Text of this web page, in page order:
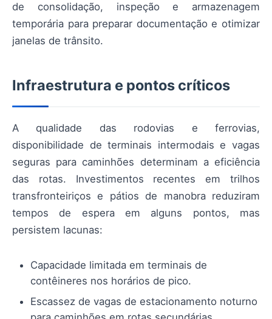
de consolidação, inspeção e armazenagem
temporária para preparar documentação e otimizar
janelas de trânsito.
Infraestrutura e pontos críticos
A qualidade das rodovias e ferrovias,
disponibilidade de terminais intermodais e vagas
seguras para caminhões determinam a eficiência
das rotas. Investimentos recentes em trilhos
transfronteiriços e pátios de manobra reduziram
tempos de espera em alguns pontos, mas
persistem lacunas:
Capacidade limitada em terminais de
contêineres nos horários de pico.
Escassez de vagas de estacionamento noturno